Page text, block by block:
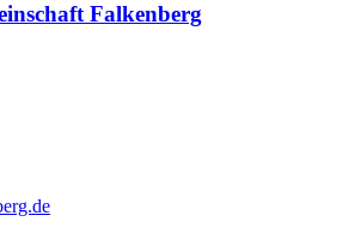
Falkenberg